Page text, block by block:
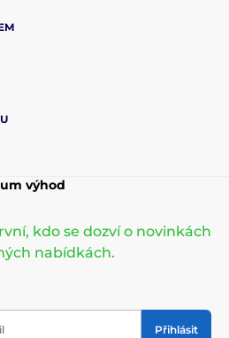
výhod
kdo se dozví o novinkách
nabídkách.
Přihlásit